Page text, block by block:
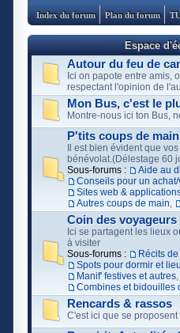
Index du forum Plan du forum
Espace
Autour du feu de
Ici on papote entre amis,
respectant l'opinion de
Mon Bus, c'est le
Montre-nous ici ton Bus,
P'tits coups de main
Il est bien évident que
bénévolat.(Délestage 60
Sous-forums :
Aide au
Conseils pour un achat/
Sites web &
Autres coups de main,
Coin des voyageurs
Ici se partagent les lieux
à visiter
Sous-forums :
Récits
Spots pour dormir et
Manif' festives et autres,
Combines et bidouilles
Rencards & rassos
C'est ici que se